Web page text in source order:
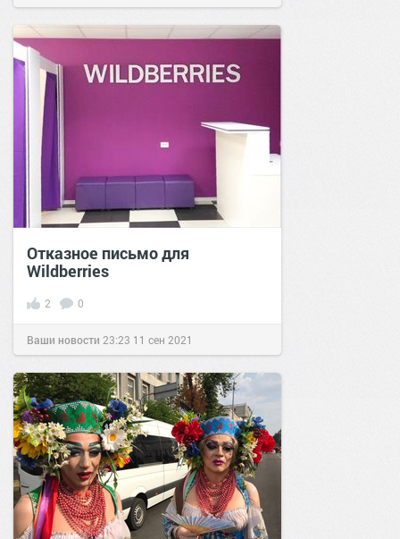
Отказное письмо для
Wildberries
2 0
Ваши новости 23:23 11 сен 2021